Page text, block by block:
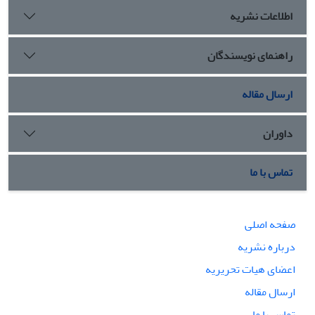
انسان‌دوستانه و در راستای گسترش صلح و امنیت در پرتو
حاکمیت الهی، نفی حاکمیت طاغوت و دفاع از مظلوم و مبارزه با بی­
عدالتی است.
اطلاعات نشریه
راهنمای نویسندگان
ارسال مقاله
داوران
تماس با ما
صفحه اصلی
درباره نشریه
اعضای هیات تحریریه
ارسال مقاله